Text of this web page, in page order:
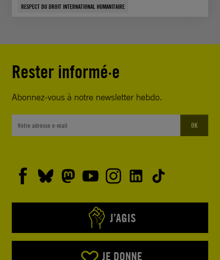
RESPECT DU DROIT INTERNATIONAL HUMANITAIRE
Rester informé·e
Abonnez-vous à notre newsletter hebdo.
OK
J’AGIS
JE DONNE